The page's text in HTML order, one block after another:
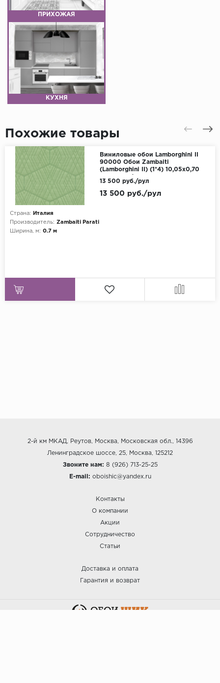
ПРИХОЖАЯ
КУХНЯ
Похожие товары
Виниловые обои Lamborghini II
90000 Обои Zambaiti
(Lamborghini II) (1*4) 10,05x0,70
винил на флизелине
Страна:
Италия
Производитель: Zambaiti Parati
Ширина, м: 0.7 м
13 500 руб./рул
13 500 руб./рул
2-й км МКАД, Реутов, Москва, Московская обл., 14396
Ленинградское шоссе, 25, Москва, 125212
Звоните нам: 8 (926) 713-25-25
E-mail: oboishic@yandex.ru
Контакты
О компании
Акции
Сотрудничество
Статьи
Доставка и оплата
Гарантия и возврат